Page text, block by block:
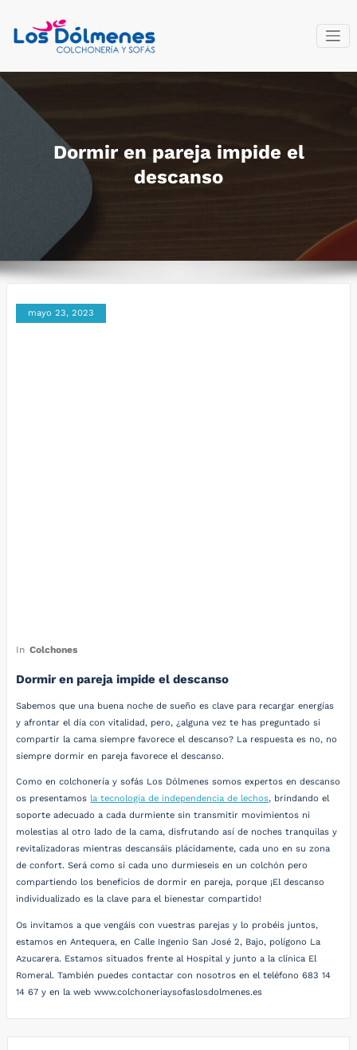
contenido
Colchonería
y sofás Los
Fabricantes del descanso
Dormir en pareja impide el
descanso
mayo 23, 2023
In Colchones
Dormir en pareja impide el descanso
Sabemos que una buena noche de sueño es clave para recargar energías
y afrontar el día con vitalidad, pero, ¿alguna vez te has preguntado si
compartir la cama siempre favorece el descanso? La respuesta es no, no
siempre dormir en pareja favorece el descanso.
Como en colchonería y sofás Los Dólmenes somos expertos en descanso
os presentamos la tecnología de independencia de lechos, brindando el
soporte adecuado a cada durmiente sin transmitir movimientos ni
molestias al otro lado de la cama, disfrutando así de noches tranquilas y
revitalizadoras mientras descansáis plácidamente, cada uno en su zona
de confort. Será como si cada uno durmieseis en un colchón pero
compartiendo los beneficios de dormir en pareja, porque ¡El descanso
individualizado es la clave para el bienestar compartido!
Os invitamos a que vengáis con vuestras parejas y lo probéis juntos,
estamos en Antequera, en Calle Ingenio San José 2, Bajo, polígono La
Azucarera. Estamos situados frente al Hospital y junto a la clínica El
Romeral. También puedes contactar con nosotros en el teléfono 683 14
14 67 y en la web www.colchoneriaysofaslosdolmenes.es